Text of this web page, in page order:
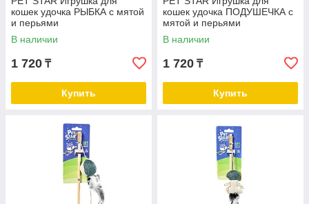
кошек удочка РЫБКА с мятой
и перьями
В наличии
1 720 ₸
Купить
кошек удочка ПОДУШЕЧКА с
мятой и перьями
В наличии
1 720 ₸
Купить